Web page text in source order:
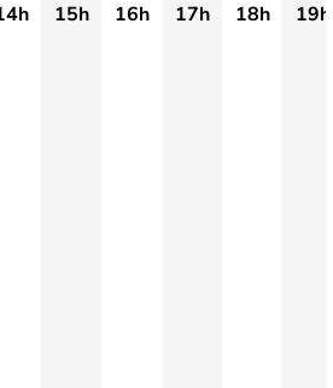
15h 16h 17h 18h
19h